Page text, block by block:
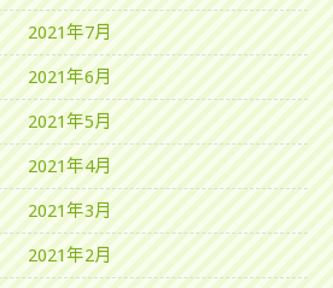
2021年7月
2021年6月
2021年5月
2021年4月
2021年3月
2021年2月